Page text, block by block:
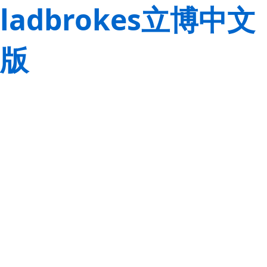
ladbrokes立博中文
版